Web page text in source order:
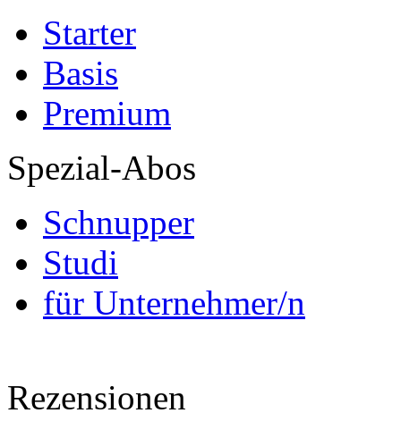
Starter
Basis
Premium
Spezial-Abos
Schnupper
Studi
für Unternehmer/n
Rezensionen